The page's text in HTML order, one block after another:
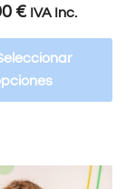
€ IVA Inc.